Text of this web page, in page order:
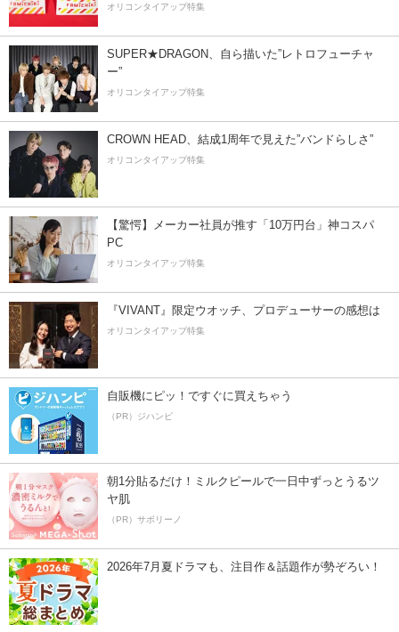
オリコンタイアップ特集
SUPER★DRAGON、自ら描いた”レトロフューチャ
ー”
オリコンタイアップ特集
CROWN HEAD、結成1周年で見えた”バンドらしさ”
オリコンタイアップ特集
【驚愕】メーカー社員が推す「10万円台」神コスパ
PC
オリコンタイアップ特集
『VIVANT』限定ウオッチ、プロデューサーの感想は
オリコンタイアップ特集
自販機にピッ！ですぐに買えちゃう
（PR）ジハンピ
朝1分貼るだけ！ミルクピールで一日中ずっとうるツ
ヤ肌
（PR）サボリーノ
2026年7月夏ドラマも、注目作＆話題作が勢ぞろい！